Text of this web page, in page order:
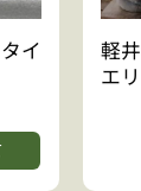
イ
軽
エ